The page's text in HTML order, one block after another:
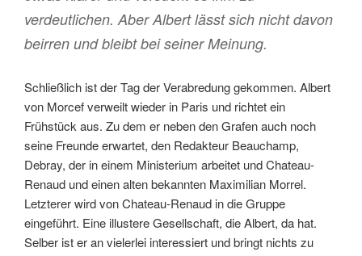
verdeutlichen. Aber Albert lässt sich nicht davon
beirren und bleibt bei seiner Meinung.
Schließlich ist der Tag der Verabredung gekommen. Albert
von Morcef verweilt wieder in Paris und richtet ein
Frühstück aus. Zu dem er neben den Grafen auch noch
seine Freunde erwartet, den Redakteur Beauchamp,
Debray, der in einem Ministerium arbeitet und Chateau-
Renaud und einen alten bekannten Maximilian Morrel.
Letzterer wird von Chateau-Renaud in die Gruppe
eingeführt. Eine illustere Gesellschaft, die Albert, da hat.
Selber ist er an vielerlei interessiert und bringt nichts zu